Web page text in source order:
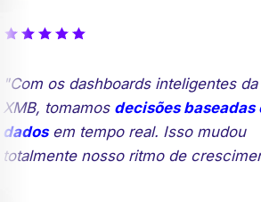
os dashboards inteligentes da
tomamosdecisões baseadas
em tempo real. Isso mudou
nosso ritmo de